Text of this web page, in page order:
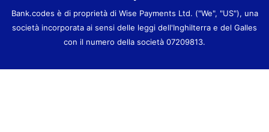
Bank.codes è di proprietà di Wise Payments Ltd. ("We", "US"), una
società incorporata ai sensi delle leggi dell'Inghilterra e del Galles
con il numero della società 07209813.